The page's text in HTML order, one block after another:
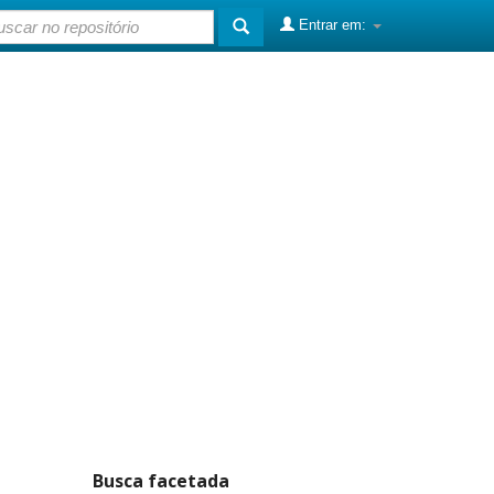
Entrar em:
Busca facetada